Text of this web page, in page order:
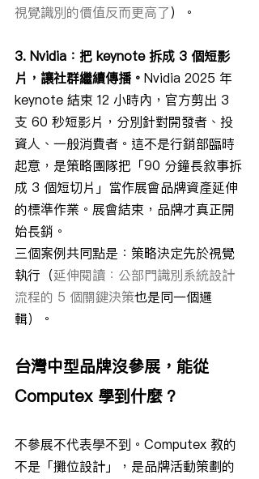
視覺識別的價值反而更高了）。
3. Nvidia：把 keynote 拆成 3 個短影
片，讓社群繼續傳播。 Nvidia 2025 年
keynote 結束 12 小時內，官方剪出 3
支 60 秒短影片，分別針對開發者、投
資人、一般消費者。這不是行銷部臨時
起意，是策略團隊把「90 分鐘長敘事拆
成 3 個短切片」當作展會品牌資產延伸
的標準作業。展會結束，品牌才真正開
始長銷。
三個案例共同點是：策略決定先於視覺
執行（延伸閱讀：公部門識別系統設計
流程的 5 個關鍵決策也是同一個邏
輯）。
台灣中型品牌沒參展，能從
Computex 學到什麼？
不參展不代表學不到。Computex 教的
不是「攤位設計」，是品牌活動策劃的